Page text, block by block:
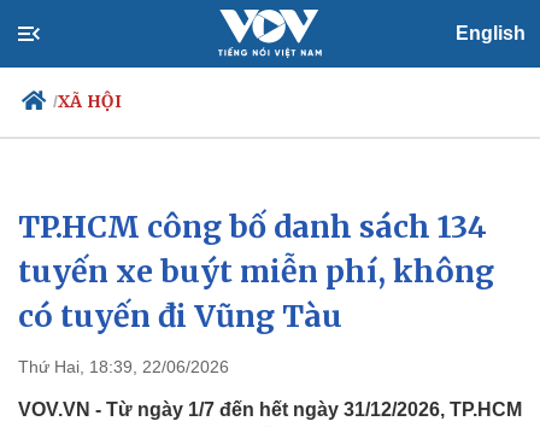
English
/XÃ HỘI
Chính trị
Tổ chức nhân sự
Quốc hội
Nhận diện sự thật
Xã hội
Tin 24h
Dự báo thời tiết
Giáo dục
TP.HCM công bố danh sách 134
tuyến xe buýt miễn phí, không
có tuyến đi Vũng Tàu
Thứ Hai, 18:39, 22/06/2026
VOV.VN - Từ ngày 1/7 đến hết ngày 31/12/2026, TP.HCM